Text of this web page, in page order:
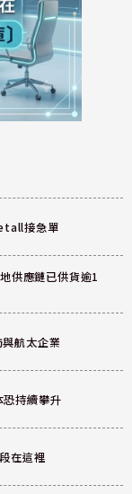
接急單
供應鏈已供貨逾1
航太企業
持續攀升
在這裡